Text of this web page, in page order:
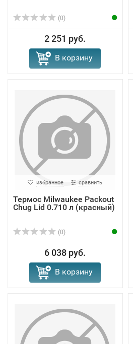
(0)
2 251 руб.
В корзину
избранное сравнить
Термос Milwaukee Packout
Chug Lid 0.710 л (красный)
(0)
6 038 руб.
В корзину